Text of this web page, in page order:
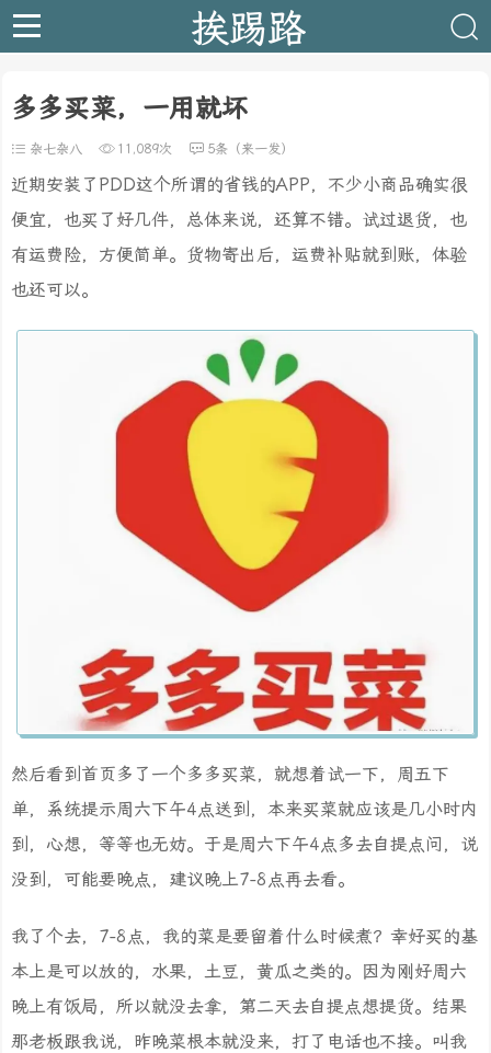
挨踢路
多多买菜，一用就坏
杂七杂八 11,089次 5条（来一发）
近期安装了PDD这个所谓的省钱的APP，不少小商品确实很
便宜，也买了好几件，总体来说，还算不错。试过退货，也
有运费险，方便简单。货物寄出后，运费补贴就到账，体验
也还可以。
然后看到首页多了一个多多买菜，就想着试一下，周五下
单，系统提示周六下午4点送到，本来买菜就应该是几小时内
到，心想，等等也无妨。于是周六下午4点多去自提点问，说
没到，可能要晚点，建议晚上7-8点再去看。
我了个去，7-8点，我的菜是要留着什么时候煮？幸好买的基
本上是可以放的，水果，土豆，黄瓜之类的。因为刚好周六
晚上有饭局，所以就没去拿，第二天去自提点想提货。结果
那老板跟我说，昨晚菜根本就没来，打了电话也不接。叫我